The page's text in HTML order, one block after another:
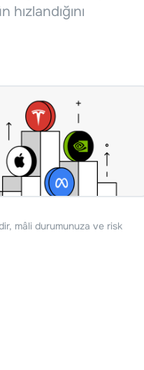
mâli durumunuza ve risk